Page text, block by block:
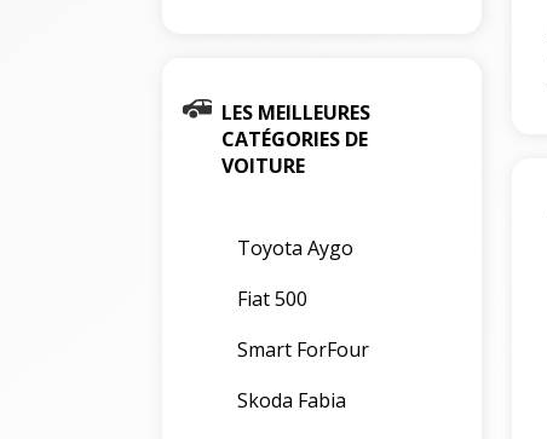
LES MEILLEURES
CATÉGORIES DE
VOITURE
Toyota Aygo
Fiat 500
Smart ForFour
Skoda Fabia